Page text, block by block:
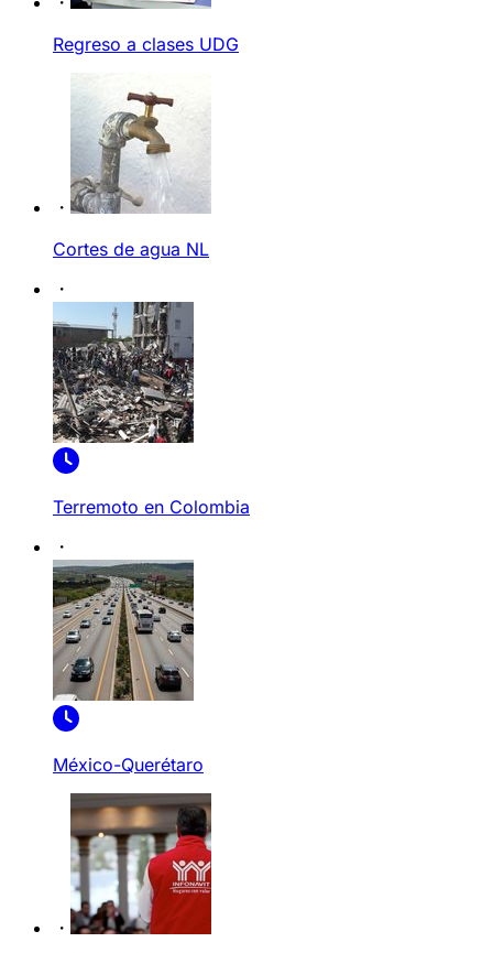
Regreso a clases UDG
Cortes de agua NL
Terremoto en Colombia
México-Querétaro